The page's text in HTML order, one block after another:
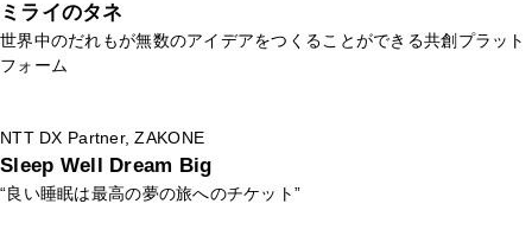
ミライのタネ
世界中のだれもが無数のアイデアをつくることができる共創プラット
フォーム
NTT DX Partner, ZAKONE
Sleep Well Dream Big
“良い睡眠は最高の夢の旅へのチケット”